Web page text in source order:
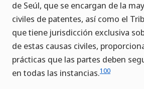
de Seúl, que se encargan de la
civiles de patentes, así como el
que tiene jurisdicción exclusiva
de estas causas civiles,
prácticas que las partes deben
en todas las instancias.100